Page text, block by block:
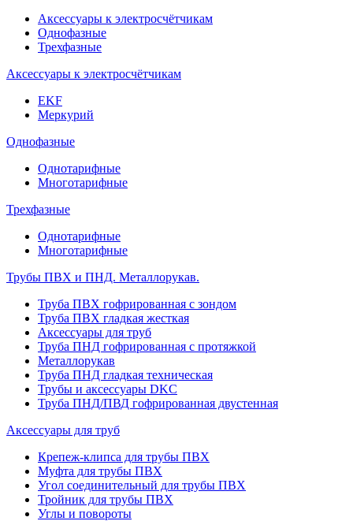
Аксессуары к электросчётчикам
Однофазные
Трехфазные
Аксессуары к электросчётчикам
EKF
Меркурий
Однофазные
Однотарифные
Многотарифные
Трехфазные
Однотарифные
Многотарифные
Трубы ПВХ и ПНД. Металлорукав.
Труба ПВХ гофрированная с зондом
Труба ПВХ гладкая жесткая
Аксессуары для труб
Труба ПНД гофрированная с протяжкой
Металлорукав
Труба ПНД гладкая техническая
Трубы и аксессуары DKC
Труба ПНД/ПВД гофрированная двустенная
Аксессуары для труб
Крепеж-клипса для трубы ПВХ
Муфта для трубы ПВХ
Угол соединительный для трубы ПВХ
Тройник для трубы ПВХ
Углы и повороты